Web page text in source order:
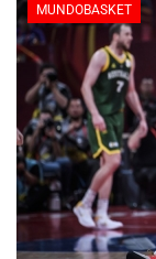
MUNDOBASKET